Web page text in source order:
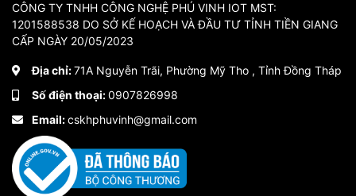
CÔNG TY TNHH CÔNG NGHỆ PHÚ VINH IOT MST:
1201588538 DO SỞ KẾ HOẠCH VÀ ĐẦU TƯ TỈNH TIỀN GIANG
CẤP NGÀY 20/05/2023
Địa chỉ:71A Nguyễn Trãi, Phường Mỹ Tho , Tỉnh Đồng Tháp
Số điện thoại:0907826998
Email:cskhphuvinh@gmail.com